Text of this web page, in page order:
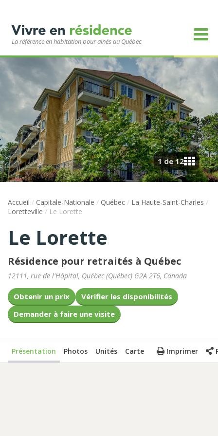
La référence en habitation pour ainés au Québec
1 de 12
Accueil / Capitale-Nationale / Québec / La Haute-Saint-Charles /
Loretteville / Le Lorette
Le Lorette
Résidence pour retraités à Québec
12111, rue de l'Hôpital, Québec(Québec) G2A 2T6, Canada
Obtenir un prix
Vérifier les disponibilités
Demander à faire une visite
Présentation Photos Unités Carte Imprimer